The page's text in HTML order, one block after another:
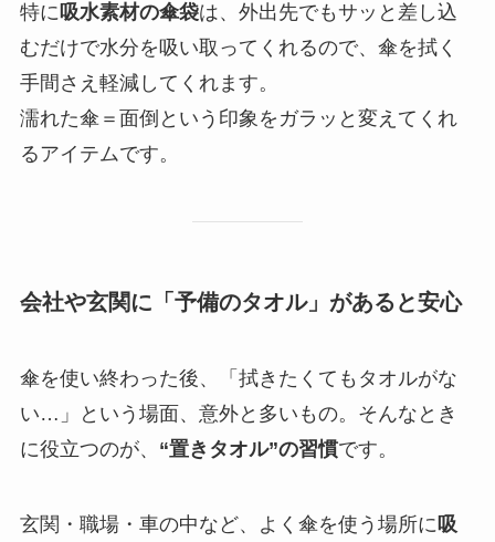
特に吸水素材の傘袋は、外出先でもサッと差し込
むだけで水分を吸い取ってくれるので、傘を拭く
手間さえ軽減してくれます。
濡れた傘＝面倒という印象をガラッと変えてくれ
るアイテムです。
会社や玄関に「予備のタオル」があると安心
傘を使い終わった後、「拭きたくてもタオルがな
い…」という場面、意外と多いもの。そんなとき
に役立つのが、 “置きタオル”の習慣です。
玄関・職場・車の中など、よく傘を使う場所に吸